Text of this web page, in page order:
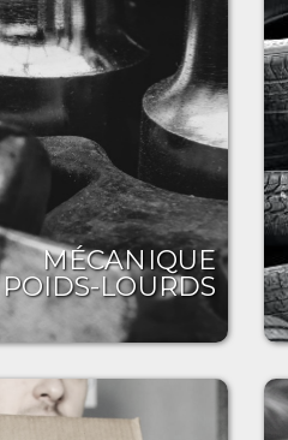
MÉCANIQUE
POIDS-LOURDS